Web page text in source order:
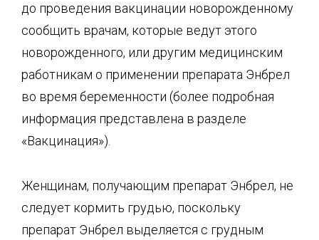
до проведения вакцинации новорожденному
сообщить врачам, которые ведут этого
новорожденного, или другим медицинским
работникам о применении препарата Энбрел
во время беременности (более подробная
информация представлена в разделе
«Вакцинация»).
Женщинам, получающим препарат Энбрел, не
следует кормить грудью, поскольку
препарат Энбрел выделяется с грудным